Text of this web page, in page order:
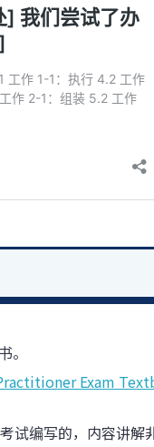
。
Exam
试编写的，内容讲解